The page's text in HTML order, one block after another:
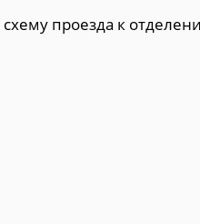
схему проезда к